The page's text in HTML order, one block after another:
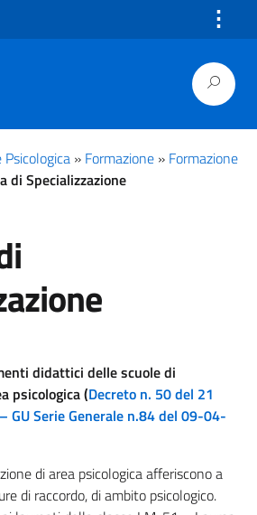
⋮
» Formazione » Formazione
di Specializzazione
didattici delle scuole di
psicologica (Decreto n. 50 del 21
GU Serie Generale n.84 del 09-04-
di area psicologica afferiscono a
di raccordo, di ambito psicologico.